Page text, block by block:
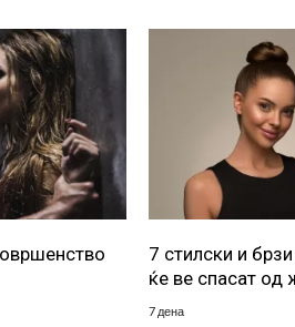
7 стилски и
ќе ве спасат од
7 дена